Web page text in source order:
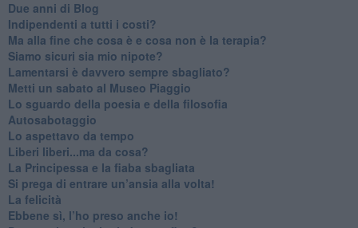
​Due anni di Blog
​Indipendenti a tutti i costi?
​Ma alla fine che cosa è e cosa non è la terapia?
​Siamo sicuri sia mio nipote?
​Lamentarsi è davvero sempre sbagliato?
​Metti un sabato al Museo Piaggio
​Lo sguardo della poesia e della filosofia
Autosabotaggio
​Lo aspettavo da tempo
​Liberi liberi...ma da cosa?
​La Principessa e la fiaba sbagliata
Si prega di entrare un’ansia alla volta!
​La felicità
​Ebbene sì, l’ho preso anche io!